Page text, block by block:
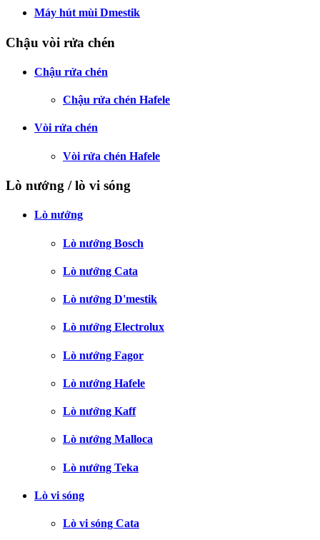
Máy hút mùi Dmestik
Chậu vòi rửa chén
Chậu rửa chén
Chậu rửa chén Hafele
Vòi rửa chén
Vòi rửa chén Hafele
Lò nướng / lò vi sóng
Lò nướng
Lò nướng Bosch
Lò nướng Cata
Lò nướng D'mestik
Lò nướng Electrolux
Lò nướng Fagor
Lò nướng Hafele
Lò nướng Kaff
Lò nướng Malloca
Lò nướng Teka
Lò vi sóng
Lò vi sóng Cata